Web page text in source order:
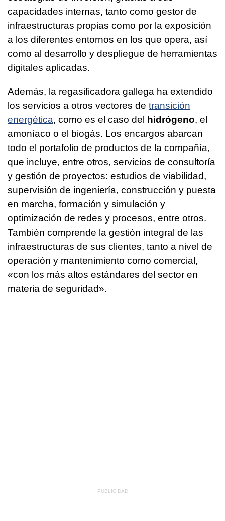
capacidades internas, tanto como gestor de
infraestructuras propias como por la exposición
a los diferentes entornos en los que opera, así
como al desarrollo y despliegue de herramientas
digitales aplicadas.
Además, la regasificadora gallega ha extendido
los servicios a otros vectores de transición
energética, como es el caso del hidrógeno, el
amoníaco o el biogás. Los encargos abarcan
todo el portafolio de productos de la compañía,
que incluye, entre otros, servicios de consultoría
y gestión de proyectos: estudios de viabilidad,
supervisión de ingeniería, construcción y puesta
en marcha, formación y simulación y
optimización de redes y procesos, entre otros.
También comprende la gestión integral de las
infraestructuras de sus clientes, tanto a nivel de
operación y mantenimiento como comercial,
«con los más altos estándares del sector en
materia de seguridad».